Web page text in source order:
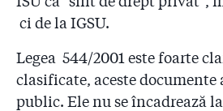
27.500 de obiective din
timp de o lună a lui Condrea!
procurorii nici măcar în ziua
a avut loc accidentul?!
ci de la IGSU.
Legea 544/2001 este foarte
clasificate, aceste documente
public. Ele nu se încadrează